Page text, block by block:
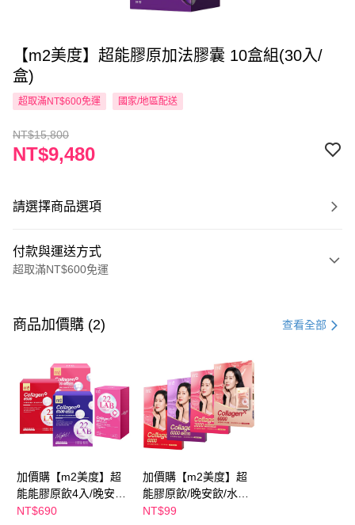
【m2美度】超能膠原加法膠囊 10盒組(30入/
盒)
超取滿NT$600免運 國家/地區配送
NT$15,800
NT$9,480
請選擇商品選項
付款與運送方式
超取滿NT$600免運
信用卡一次付款
LINE Pay
Apple Pay
街口支付
悠遊付
Google Pay
商品加價購 (2) 查看全部
加價購【m2美度】超
能能膠原飲4入/晚安飲
4入/水光飲4入/新生飲
NT$690
加價購【m2美度】超
能膠原飲/晚安飲/水光
飲/新生飲-孫藝珍推薦
NT$99